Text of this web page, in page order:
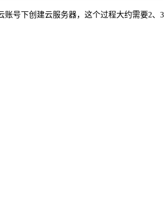
号下创建云服务器，这个过程大约需要2、3